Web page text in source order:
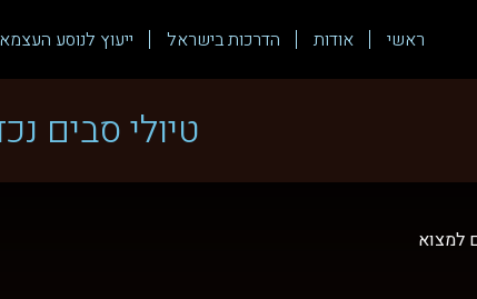
ראשי אודות הדרכות בישראל ייעוץ לנוסע
טיולי סבים
למצוא